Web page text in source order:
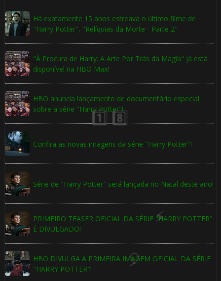
Há exatamente 15 anos estreava o último filme de
"Harry Potter", "Relíquias da Morte - Parte 2"
"À Procura de Harry: A Arte Por Trás da Magia" já está
disponível na HBO Max!
HBO anuncia lançamento de documentário especial
sobre a série "Harry Potter"!
Confira as novas imagens da série "Harry Potter"!
Série de "Harry Potter" será lançada no Natal deste ano!
PRIMEIRO TEASER OFICIAL DA SÉRIE "HARRY POTTER"
É DIVULGADO!
HBO DIVULGA A PRIMEIRA IMAGEM OFICIAL DA SÉRIE
"HARRY POTTER"!
⚡
⚡
1️⃣ 8️⃣
🎈